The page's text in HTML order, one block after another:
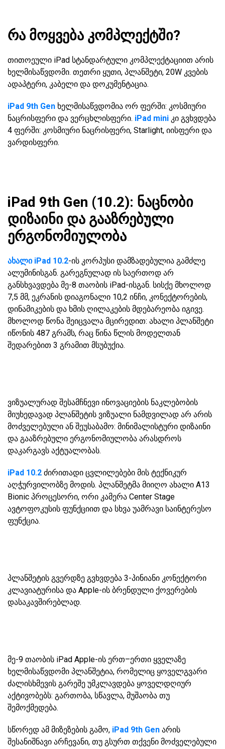
რა მოყვება კომპლექტში?
თითოეული iPad სტანდარტული კომპლექტაციით არის
ხელმისაწვდომი. თეთრი ყუთი, პლანშეტი, 20W კვების
ადაპტერი, კაბელი და დოკუმენტაცია.
iPad 9th Gen ხელმისაწვდომია ორ ფერში: კოსმიური
ნაცრისფერი და ვერცხლისფერი. iPad mini კი გვხვდება
4 ფერში: კოსმიური ნაცრისფერი, Starlight, იისფერი და
ვარდისფერი.
iPad 9th Gen (10.2): ნაცნობი
დიზაინი და გააზრებული
ერგონომიულობა
ახალი iPad 10.2-ის კორპუსი დამზადებულია გამძლე
ალუმინისგან. გარეგნულად ის საერთოდ არ
განსხვავდება მე-8 თაობის iPad-ისგან. სისქე მხოლოდ
7,5 მმ, ეკრანის დიაგონალი 10,2 ინჩი, კონექტორების,
დინამიკების და ხმის ღილაკების მდებარეობა იგივე.
მხოლოდ წონა შეიცვალა მცირედით: ახალი პლანშეტი
იწონის 487 გრამს, რაც წინა წლის მოდელთან
შედარებით 3 გრამით მსუბუქია.
ვიზუალურად შესამჩნევი ინოვაციების ნაკლებობის
მიუხედავად პლანშეტის ვიზუალი ნამდვილად არ არის
მოძველებული ან შეუსაბამო: მინიმალისტური დიზაინი
და გააზრებული ერგონომიულობა არასდროს
დაკარგავს აქტუალობას.
iPad 10.2 ძირითადი ცვლილებები მის ტექნიკურ
აღჭურვილობზე მოდის. პლანშეტმა მიიღო ახალი A13
Bionic პროცესორი, ორი კამერა Center Stage
ავტოფოკუსის ფუნქციით და სხვა უამრავი საინტერესო
ფუნქცია.
პლანშეტის გვერდზე გვხვდება 3-პინიანი კონექტორი
კლავიატურისა და Apple-ის ბრენდული ქოვერების
დასაკავშირებლად.
მე-9 თაობის iPad Apple-ის ერთ–ერთი ყველაზე
ხელმისაწვდომი პლანშეტია, რომელიც ყოველგვარი
ძალისხმევის გარეშე უმკლავდება ყოველდღიურ
აქტივობებს: გართობა, სწავლა, მუშაობა თუ
შემოქმედება.
სწორედ ამ მიზეზების გამო, iPad 9th Gen არის
შესანიშნავი არჩევანი, თუ გსურთ თქვენი მოძველებული